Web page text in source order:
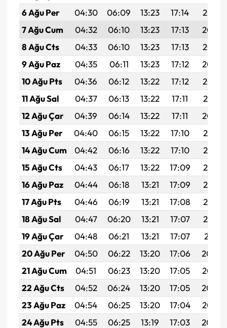
6 Ağu Per
04:30 06:09 13:23 17:14
20:27
7 Ağu Cum
04:32 06:10 13:23 17:13
20:26
8 Ağu Cts
04:33 06:10 13:23 17:13
20:25
9 Ağu Paz
04:35 06:11 13:23 17:12
20:24
10 Ağu Pts
04:36 06:12 13:22 17:12
20:23
11 Ağu Sal
04:37 06:13 13:22 17:11
20:21
12 Ağu Çar
04:39 06:14 13:22 17:11
20:20
13 Ağu Per
04:40 06:15 13:22 17:10
20:19
14 Ağu Cum
04:42 06:16 13:22 17:10
20:17
15 Ağu Cts
04:43 06:17 13:22 17:09
20:16
16 Ağu Paz
04:44 06:18 13:21 17:09
20:15
17 Ağu Pts
04:46 06:19 13:21 17:08
20:13
18 Ağu Sal
04:47 06:20 13:21 17:07
20:12
19 Ağu Çar
04:48 06:21 13:21 17:07
20:11
20 Ağu Per
04:50 06:22 13:20 17:06
20:09
21 Ağu Cum
04:51 06:23 13:20 17:05
20:08
22 Ağu Cts
04:52 06:24 13:20 17:05
20:06
23 Ağu Paz
04:54 06:25 13:20 17:04
20:05
24 Ağu Pts
04:55 06:25 13:19 17:03
20:04